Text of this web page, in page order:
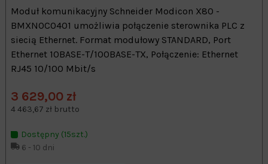
Moduł komunikacyjny Schneider Modicon X80 -
BMXNOC0401 umożliwia połączenie sterownika PLC z
siecią Ethernet. Format modułowy STANDARD, Port
Ethernet 10BASE-T/100BASE-TX, Połączenie: Ethernet
RJ45 10/100 Mbit/s
3 629,00 zł
4 463,67 zł brutto
Dostępny (15szt.)
6 - 10 dni